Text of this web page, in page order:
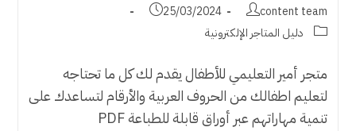
Post
author:
content team
Post
published:
25/03/2024
Post
دليل المتاجر الإلكترونية
متجر أمير التعليمي للأطفال يقدم لك كل ما تحتاجه
لتعليم اطفالك من الحروف العربية والأرقام لتساعدك على
تنمية مهاراتهم عبر أوراق قابلة للطباعة PDF